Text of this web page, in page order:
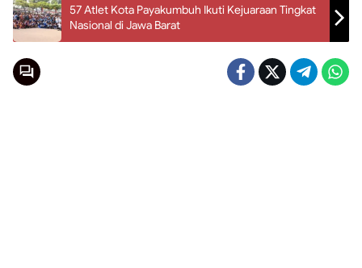
57 Atlet Kota Payakumbuh Ikuti Kejuaraan Tingkat
Nasional di Jawa Barat